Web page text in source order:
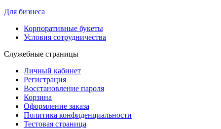
Для бизнеса
Корпоративные букеты
Условия сотрудничества
Служебные страницы
Личный кабинет
Регистрация
Восстановление пароля
Корзина
Оформление заказа
Политика конфиденциальности
Тестовая страница